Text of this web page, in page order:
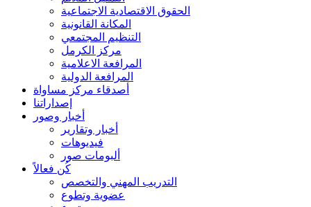
الحقوق الاقتصادية الاجتماعية
المكانة القانونية
التنظيم المجتمعي
مركز الكرمل
المرافعة الاعلامية
المرافعة الدولية
أصدقاء مركز مساواة
إصداراتنا
أخبار وصور
أخبار وتقارير
فيديوهات
ألبومات صور
كُن فعالاً
التدريب المهني والتخصص
عضوية وتطوع